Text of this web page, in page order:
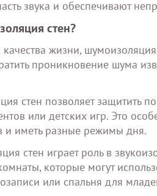
звука и обеспечивают
стен?
жизни,
проникновение шума
стен позволяет защитить
или детских игр. Это
и иметь разные режимы дня.
стен играет роль в
которые могут
или спальня для